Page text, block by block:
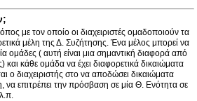
με τον οποίο οι διαχειριστές ομαδοποιούν τα
μέλη της Δ. Συζήτησης. Ένα μέλος μπορεί να
ομάδες ( αυτή είναι μια σημαντική διαφορά από
κάθε ομάδα να έχει διαφορετικά δικαιώματα
ο διαχειριστής στο να αποδώσει δικαιώματα
να επιτρέπει την πρόσβαση σε μία Θ. Ενότητα σε